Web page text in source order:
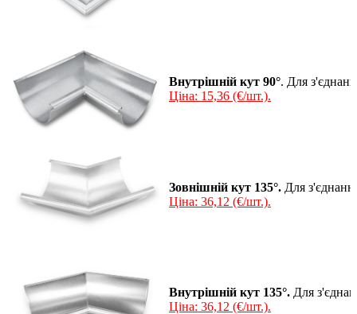
Внутрішній кут 90°. Для
Ціна: 15,36 (€/шт.).
Зовнішній кут 135°. Для
Ціна: 36,12 (€/шт.).
Внутрішній кут 135°. Для
Ціна: 36,12 (€/шт.).